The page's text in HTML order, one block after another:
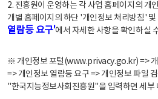
2. 진흥원이 운영하는 각 사업 홈페이지의 개
개별 홈페이지의 하단 '개인정보 처리방침' 및
열람등 요구'에서 자세한 사항을 확인하실
※ 개인정보 포털(www.privacy.go.kr) => 개
=> 개인정보 열람등 요구 => 개인정보 파일
"한국지능정보사회진흥원"을 입력하면 세부